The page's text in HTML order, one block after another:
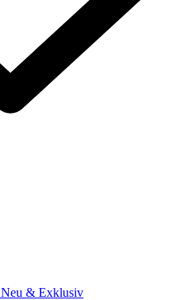
Neu & Exklusiv